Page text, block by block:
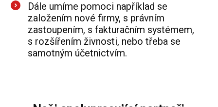
Dále umíme pomoci například se
založením nové firmy, s právním
zastoupením, s fakturačním systémem,
s rozšířením živnosti, nebo třeba se
samotným účetnictvím.